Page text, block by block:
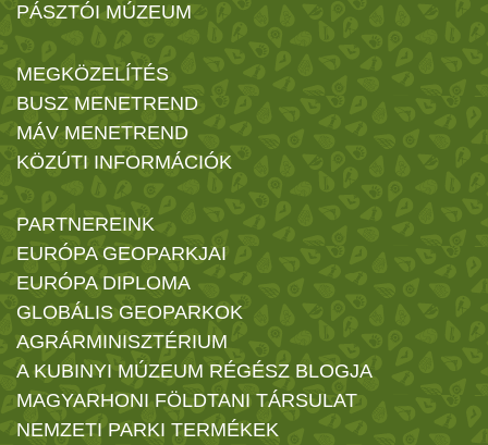
PÁSZTÓI MÚZEUM
MEGKÖZELÍTÉS
BUSZ MENETREND
MÁV MENETREND
KÖZÚTI INFORMÁCIÓK
PARTNEREINK
EURÓPA GEOPARKJAI
EURÓPA DIPLOMA
GLOBÁLIS GEOPARKOK
AGRÁRMINISZTÉRIUM
A KUBINYI MÚZEUM RÉGÉSZ BLOGJA
MAGYARHONI FÖLDTANI TÁRSULAT
NEMZETI PARKI TERMÉKEK